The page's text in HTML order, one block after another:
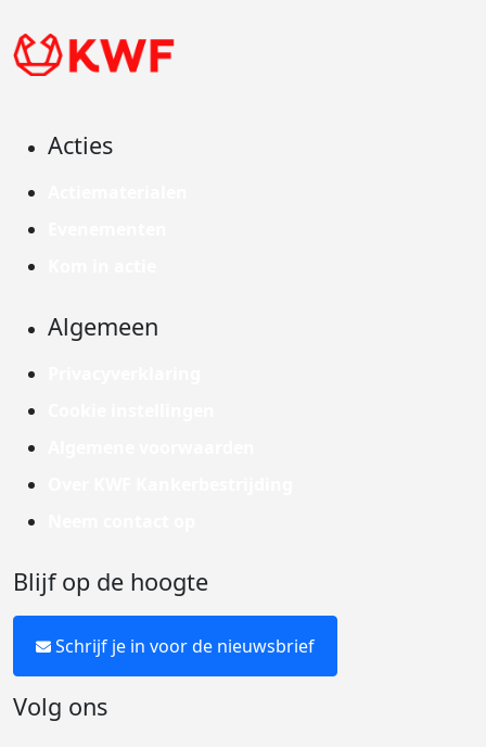
Acties
Algemeen
Blijf op de hoogte
Schrijf je in voor de nieuwsbrief
Volg ons